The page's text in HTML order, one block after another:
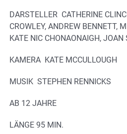
DARSTELLER CATHERINE
CROWLEY, ANDREW BENNETT,
KATE NIC CHONAONAIGH, JOAN
KAMERA KATE MCCULLOUGH
MUSIK STEPHEN RENNICKS
AB 12 JAHRE
LÄNGE 95 MIN.